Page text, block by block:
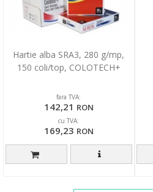
Hartie alba SRA3, 280 g/mp,
150 coli/top, COLOTECH+
fara TVA:
142,21 RON
cu TVA:
169,23 RON